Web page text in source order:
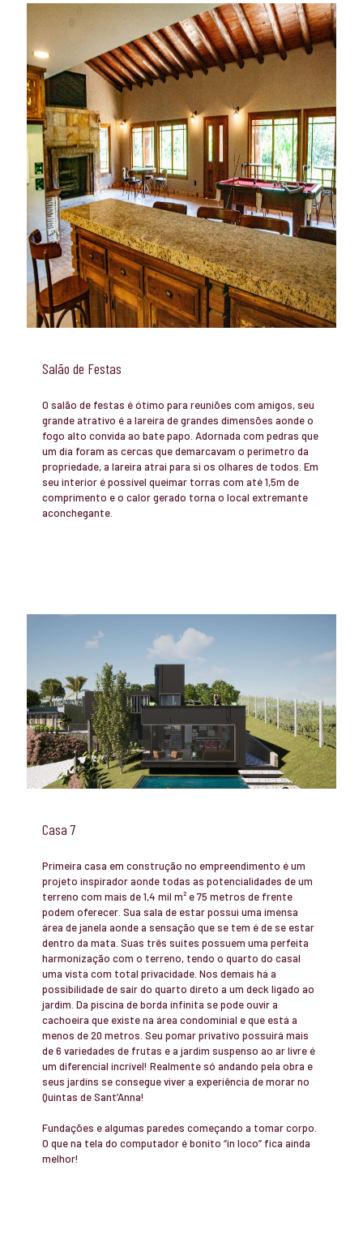
Salão de Festas
O salão de festas é ótimo para reuniões com amigos, seu
grande atrativo é a lareira de grandes dimensões aonde o
fogo alto convida ao bate papo. Adornada com pedras que
um dia foram as cercas que demarcavam o perímetro da
propriedade, a lareira atrai para si os olhares de todos. Em
seu interior é possível queimar torras com até 1,5m de
comprimento e o calor gerado torna o local extremante
aconchegante.
Casa 7
Primeira casa em construção no empreendimento é um
projeto inspirador aonde todas as potencialidades de um
terreno com mais de 1,4 mil m² e 75 metros de frente
podem oferecer. Sua sala de estar possui uma imensa
área de janela aonde a sensação que se tem é de se estar
dentro da mata. Suas três suítes possuem uma perfeita
harmonização com o terreno, tendo o quarto do casal
uma vista com total privacidade. Nos demais há a
possibilidade de sair do quarto direto a um deck ligado ao
jardim. Da piscina de borda infinita se pode ouvir a
cachoeira que existe na área condominial e que está a
menos de 20 metros. Seu pomar privativo possuirá mais
de 6 variedades de frutas e a jardim suspenso ao ar livre é
um diferencial incrível! Realmente só andando pela obra e
seus jardins se consegue viver a experiência de morar no
Quintas de Sant’Anna!
Fundações e algumas paredes começando a tomar corpo.
O que na tela do computador é bonito “in loco” fica ainda
melhor!